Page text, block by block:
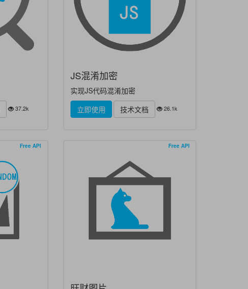
37.2k
JS混淆加密
实现JS代码混淆加密
立即使用
技术文档 26.1k
Free API Free API